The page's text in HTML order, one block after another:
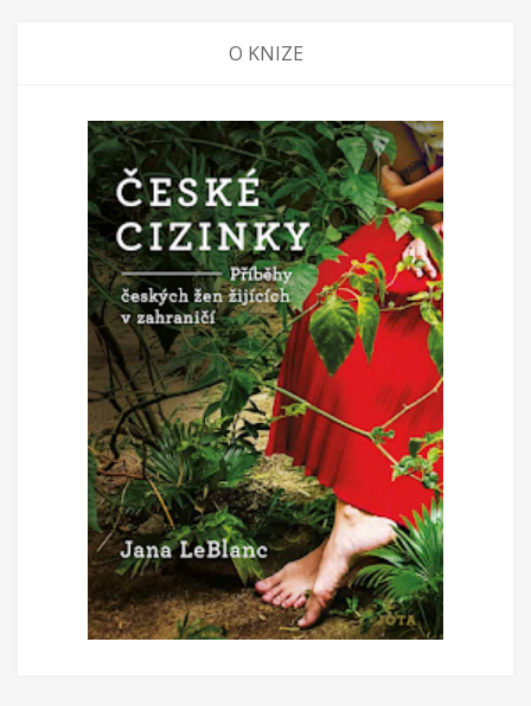
O KNIZE